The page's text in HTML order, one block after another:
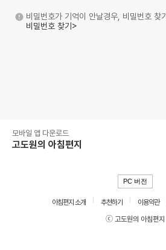
비밀번호가 기억이 안날경우, 비밀번호 찾
비밀번호 찾기>
모바일 앱 다운로드
고도원의 아침편지
PC 버전
아침편지 소개 추천하기 이용약관
ⓒ 고도원의 아침편지